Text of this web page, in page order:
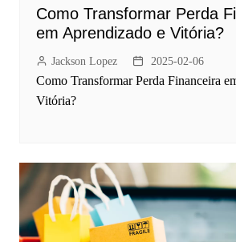
Como Transformar Perda
em Aprendizado e Vitória?
Jackson Lopez 2025-02-06
Como Transformar Perda Financeira
Vitória?